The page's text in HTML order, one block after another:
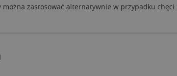
zastosować alternatywnie w przypadku